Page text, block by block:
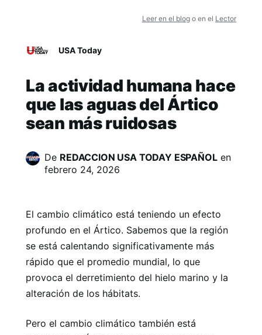
Leer en el blog o en el Lector
USA Today
La actividad humana hace
que las aguas del Ártico
sean más ruidosas
De REDACCION USA TODAY ESPAÑOLen
febrero 24, 2026
El cambio climático está teniendo un efecto
profundo en el Ártico. Sabemos que la región
se está calentando significativamente más
rápido que el promedio mundial, lo que
provoca el derretimiento del hielo marino y la
alteración de los hábitats.
Pero el cambio climático también está